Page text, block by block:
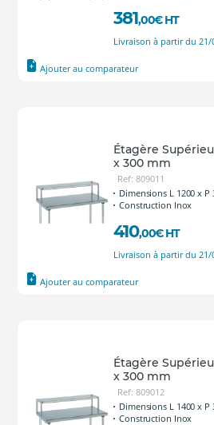
381,00€ HT
Livraison à partir du 21/
Ajouter au comparateur
Étagère
x 300 mm
Ref: 809011
Dimensions L 1200 x P
Construction Inox
410,00€ HT
Livraison à partir du 21/
Ajouter au comparateur
Étagère
x 300 mm
Ref: 809012
Dimensions L 1400 x P
Construction Inox